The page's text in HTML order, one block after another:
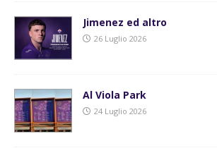
Jimenez ed altro
26 Luglio 2026
Al Viola Park
24 Luglio 2026